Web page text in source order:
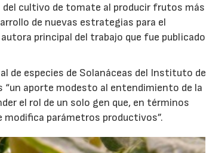
cultivo de tomate al producir frutos más
de nuevas estrategias para el
principal del trabajo que fue publicado
de especies de Solanáceas del Instituto de
aporte modesto al entendimiento de la
el rol de un solo gen que, en términos
parámetros productivos”.